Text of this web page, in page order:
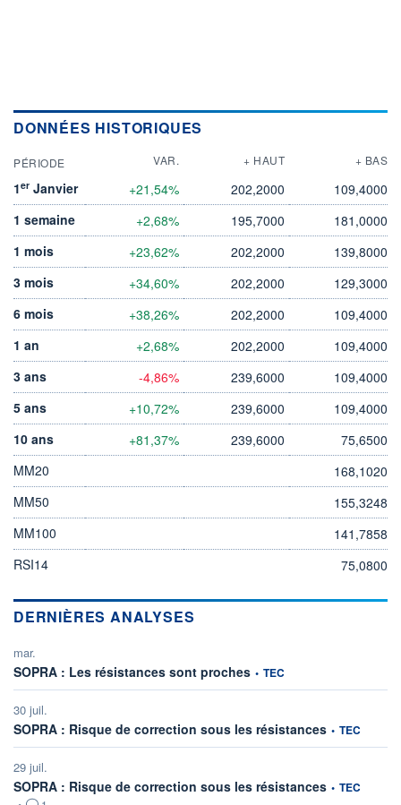
DONNÉES HISTORIQUES
PÉRIODE VAR. + HAUT + BAS
1er Janvier +21,54% 202,2000
109,4000
1 semaine
+2,68% 195,7000
181,0000
1 mois
+23,62% 202,2000
139,8000
3 mois
+34,60% 202,2000
129,3000
6 mois
+38,26% 202,2000
109,4000
1 an
+2,68% 202,2000
109,4000
3 ans
-4,86% 239,6000
109,4000
5 ans
+10,72% 239,6000
109,4000
10 ans
+81,37% 239,6000
75,6500
MM20
168,1020
MM50
155,3248
MM100
141,7858
RSI14
75,0800
DERNIÈRES ANALYSES
mar.
SOPRA : Les résistances sont proches information fournie par
• TEC
30 juil.
SOPRA : Risque de correction sous les résistances information
• TEC
29 juil.
SOPRA : Risque de correction sous les résistances information
• TEC